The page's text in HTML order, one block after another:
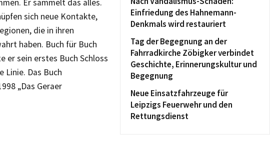
Er sammelt das alles.
sich neue Kontakte,
die in ihren
haben. Buch für Buch
er sein erstes Buch Schloss
Linie. Das Buch
„Das Geraer
Einfriedung des Hahnemann-
Denkmals wird restauriert
Tag der Begegnung an der
Fahrradkirche Zöbigker verbindet
Geschichte, Erinnerungskultur und
Begegnung
Neue Einsatzfahrzeuge für
Leipzigs Feuerwehr und den
Rettungsdienst